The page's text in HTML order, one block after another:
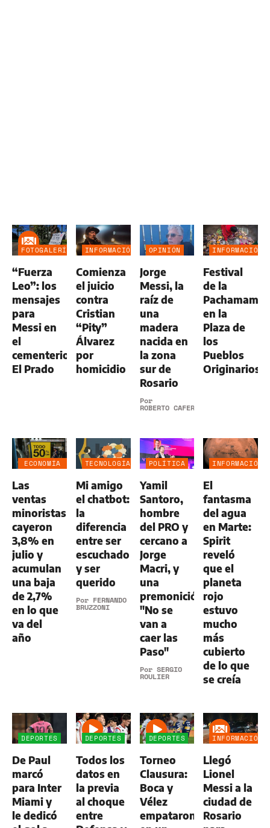
FOTOGALERÍA
“Fuerza
Leo”: los
mensajes
para
Messi en
el
cementerio
El Prado
INFORMACIÓN
Comienza
el juicio
contra
Cristian
“Pity”
Álvarez
por
homicidio
OPINIÓN
Jorge
Messi, la
raíz de
una
madera
nacida en
la zona
sur de
Rosario
Por
ROBERTO CAFERRA
INFORMACIÓN
Festival
de la
Pachamama
en la
Plaza de
los
Pueblos
Originarios
ECONOMÍA
Las
ventas
minoristas
cayeron
3,8% en
julio y
acumulan
una baja
de 2,7%
en lo que
va del
año
TECNOLOGÍA
Mi amigo
el chatbot:
la
diferencia
entre ser
escuchado
y ser
querido
Por FERNANDO
BRUZZONI
POLÍTICA
Yamil
Santoro,
hombre
del PRO y
cercano a
Jorge
Macri, y
una
premonición:
"No se
van a
caer las
Paso"
Por SERGIO
ROULIER
INFORMACIÓN
El
fantasma
del agua
en Marte:
Spirit
reveló
que el
planeta
rojo
estuvo
mucho
más
cubierto
de lo que
se creía
DEPORTES
De Paul
marcó
para Inter
Miami y
le dedicó
DEPORTES
Todos los
datos en
la previa
al choque
entre
DEPORTES
Torneo
Clausura:
Boca y
Vélez
empataron
INFORMACIÓN
Llegó
Lionel
Messi a la
ciudad de
Rosario